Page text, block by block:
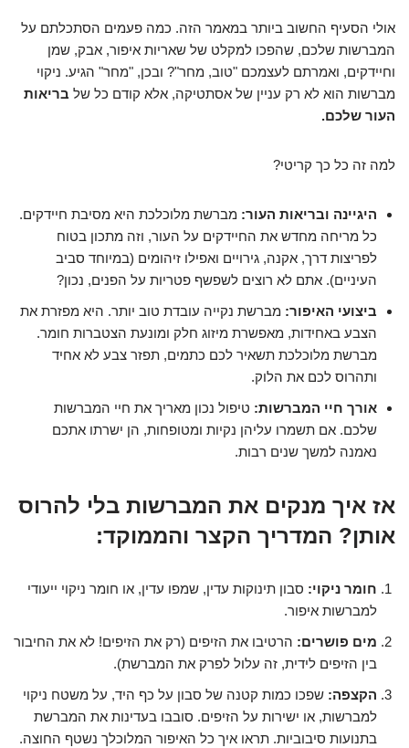
אולי הסעיף החשוב ביותר במאמר הזה. כמה פעמים הסתכלתם על
המברשות שלכם, שהפכו למקלט של שאריות איפור, אבק, שמן
וחיידקים, ואמרתם לעצמכם "טוב, מחר"? ובכן, "מחר" הגיע. ניקוי
מברשות הוא לא רק עניין של אסתטיקה, אלא קודם כל של בריאות
העור שלכם.
למה זה כל כך קריטי?
היגיינה ובריאות העור: מברשת מלוכלכת היא מסיבת חיידקים.
כל מריחה מחדש את החיידקים על העור, וזה מתכון בטוח
לפריצות דרך, אקנה, גירויים ואפילו זיהומים (במיוחד סביב
העיניים). אתם לא רוצים לשפשף פטריות על הפנים, נכון?
ביצועי האיפור: מברשת נקייה עובדת טוב יותר. היא מפזרת את
הצבע באחידות, מאפשרת מיזוג חלק ומונעת הצטברות חומר.
מברשת מלוכלכת תשאיר לכם כתמים, תפזר צבע לא אחיד
ותהרוס לכם את הלוק.
אורך חיי המברשות: טיפול נכון מאריך את חיי המברשות
שלכם. אם תשמרו עליהן נקיות ומטופחות, הן ישרתו אתכם
נאמנה למשך שנים רבות.
אז איך מנקים את המברשות בלי להרוס
אותן? המדריך הקצר והממוקד:
חומר ניקוי: סבון תינוקות עדין, שמפו עדין, או חומר ניקוי ייעודי
למברשות איפור.
מים פושרים: הרטיבו את הזיפים (רק את הזיפים! לא את החיבור
בין הזיפים לידית, זה עלול לפרק את המברשת).
הקצפה: שפכו כמות קטנה של סבון על כף היד, על משטח ניקוי
למברשות, או ישירות על הזיפים. סובבו בעדינות את המברשת
בתנועות סיבוביות. תראו איך כל האיפור המלוכלך נשטף החוצה.